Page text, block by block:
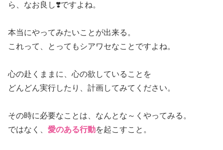
ら、なお良し❣️ですよね。
本当にやってみたいことが出来る。
これって、とってもシアワセなことですよね。
心の赴くままに、心の欲していることを
どんどん実行したり、計画してみてください。
その時に必要なことは、なんとな～くやってみる。
ではなく、 愛のある行動を起こすこと。